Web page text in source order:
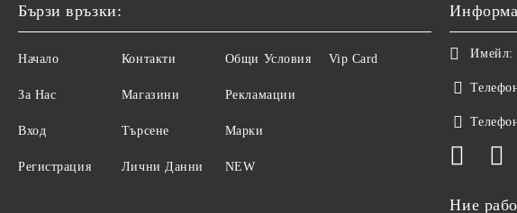
Бързи връзки:
Начало
За Нас
Вход
Регистрация
Контакти
Магазини
Търсене
Лични Данни
Общи Условия
Рекламации
Марки
NEW
Vip Card Имейл:
Ние